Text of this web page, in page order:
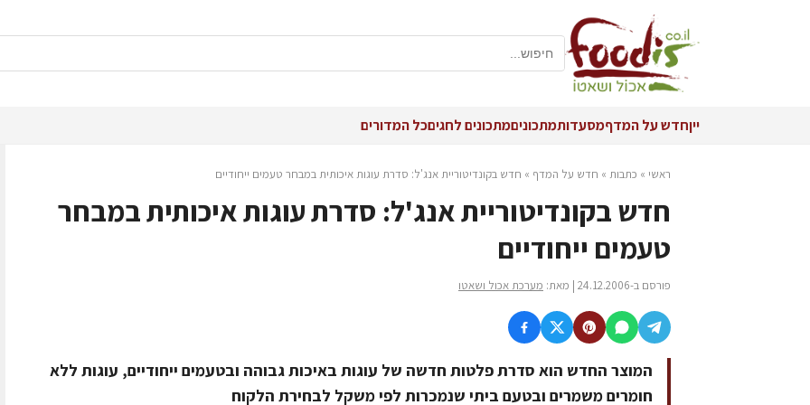
ייןחדש על המדףמסעדותמתכוניםמתכונים לחגיםכל המדורים
ראשי » כתבות » חדש על המדף » חדש בקונדיטוריית אנג'ל: סדרת עוגות איכותית במבחר טעמים ייחודיים
חדש בקונדיטוריית אנג'ל: סדרת עוגות איכותית במבחר
טעמים ייחודיים
פורסם ב-24.12.2006 | מאת: מערכת אכול ושאטו
המוצר החדש הוא סדרת פלטות חדשה של עוגות באיכות גבוהה ובטעמים ייחודיים, עוגות ללא
חומרים משמרים ובטעם ביתי שנמכרות לפי משקל לבחירת הלקוח